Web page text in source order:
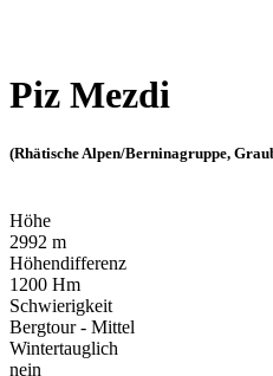
Piz Mezdi
(Rhätische Alpen/Berninagruppe,
Höhe
2992 m
Höhendifferenz
1200 Hm
Schwierigkeit
Bergtour - Mittel
Wintertauglich
nein